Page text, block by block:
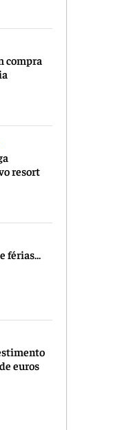
compra
resort
férias…
euros